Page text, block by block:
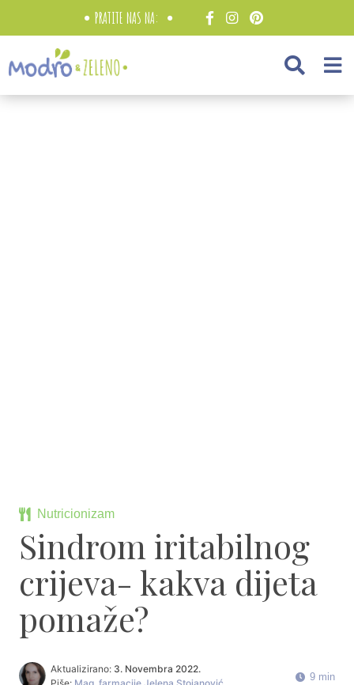
PRATITE NAS NA:
Nutricionizam
Sindrom iritabilnog
crijeva- kakva dijeta
pomaže?
Aktualizirano: 3. Novembra 2022.
9 min